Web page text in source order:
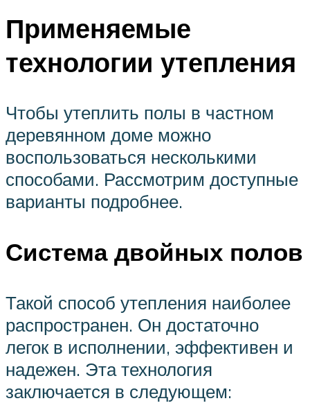
Применяемые
технологии утепления
Чтобы утеплить полы в частном
деревянном доме можно
воспользоваться несколькими
способами. Рассмотрим доступные
варианты подробнее.
Система двойных полов
Такой способ утепления наиболее
распространен. Он достаточно
легок в исполнении, эффективен и
надежен. Эта технология
заключается в следующем: